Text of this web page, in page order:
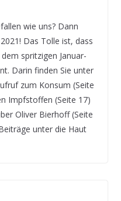
wie uns? Dann
Das Tolle ist, dass
spritzigen Januar-
Darin finden Sie unter
zum Konsum (Seite
Impfstoffen (Seite 17)
Oliver Bierhoff (Seite
unter die Haut